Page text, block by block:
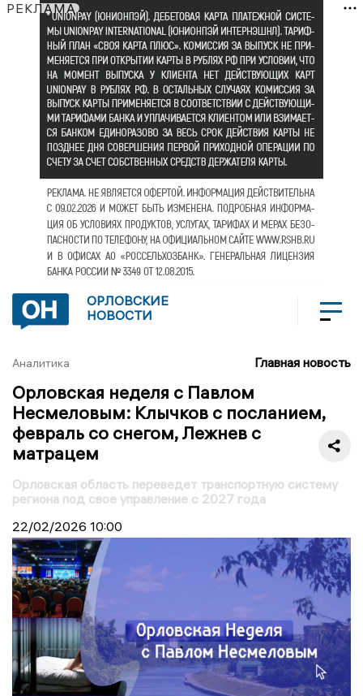
РЕКЛАМА
ОРЛОВСКИЕ
НОВОСТИ
Аналитика Главная новость
Орловская неделя с Павлом
Несмеловым: Клычков с посланием,
февраль со снегом, Лежнев с
матрацем
Орловская область переведет транспортную систему
региона под свое управление с 2027 года
22/02/2026 10:00